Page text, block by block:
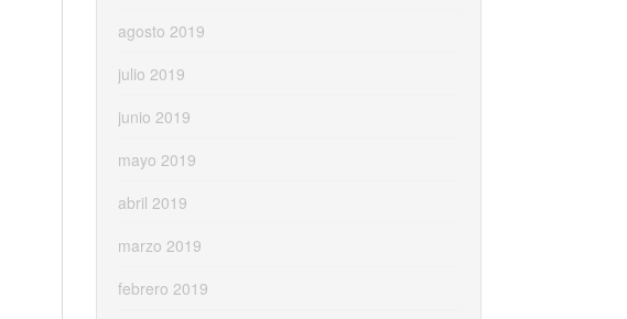
agosto 2019
julio 2019
junio 2019
mayo 2019
abril 2019
marzo 2019
febrero 2019